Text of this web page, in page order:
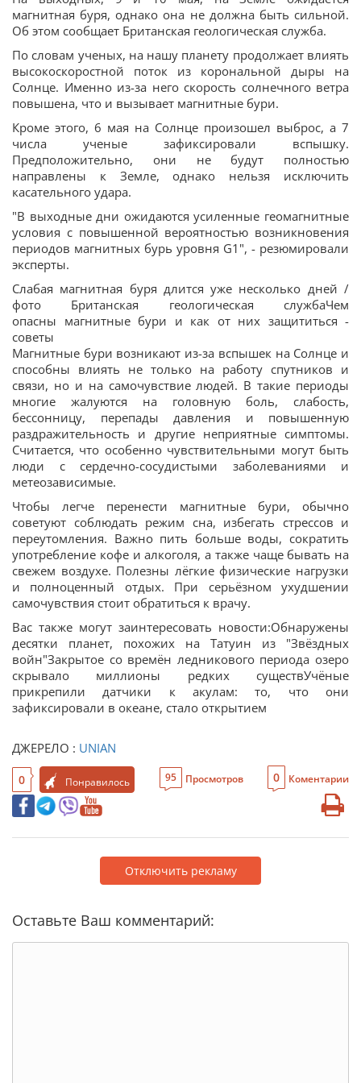
магнитная буря, однако она не должна быть сильной.
Об этом сообщает Британская геологическая служба.
По словам ученых, на нашу планету продолжает влиять
высокоскоростной поток из корональной дыры на
Солнце. Именно из-за него скорость солнечного ветра
повышена, что и вызывает магнитные бури.
Кроме этого, 6 мая на Солнце произошел выброс, а 7
числа ученые зафиксировали вспышку.
Предположительно, они не будут полностью
направлены к Земле, однако нельзя исключить
касательного удара.
"В выходные дни ожидаются усиленные геомагнитные
условия с повышенной вероятностью возникновения
периодов магнитных бурь уровня G1", - резюмировали
эксперты.
Слабая магнитная буря длится уже несколько дней /
фото Британская геологическая службаЧем
опасны магнитные бури и как от них защититься -
советы
Магнитные бури возникают из-за вспышек на Солнце и
способны влиять не только на работу спутников и
связи, но и на самочувствие людей. В такие периоды
многие жалуются на головную боль, слабость,
бессонницу, перепады давления и повышенную
раздражительность и другие неприятные симптомы.
Считается, что особенно чувствительными могут быть
люди с сердечно-сосудистыми заболеваниями и
метеозависимые.
Чтобы легче перенести магнитные бури, обычно
советуют соблюдать режим сна, избегать стрессов и
переутомления. Важно пить больше воды, сократить
употребление кофе и алкоголя, а также чаще бывать на
свежем воздухе. Полезны лёгкие физические нагрузки
и полноценный отдых. При серьёзном ухудшении
самочувствия стоит обратиться к врачу.
Вас также могут заинтересовать новости:Обнаружены
десятки планет, похожих на Татуин из "Звёздных
войн"Закрытое со времён ледникового периода озеро
скрывало миллионы редких существУчёные
прикрепили датчики к акулам: то, что они
зафиксировали в океане, стало открытием
ДЖЕРЕЛО : UNIAN
0 Понравилось 95 Просмотров 0 Коментарии
Отключить рекламу
Оставьте Ваш комментарий: